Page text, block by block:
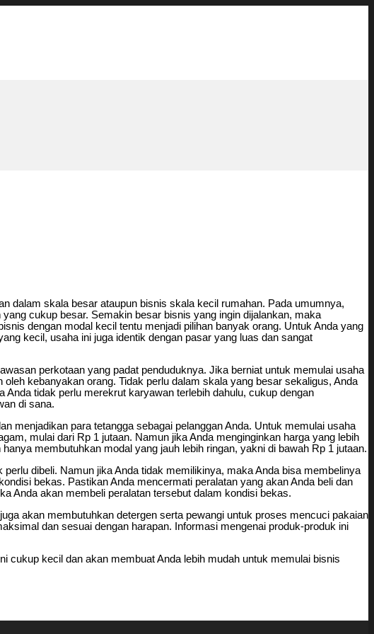
dalam skala besar ataupun bisnis skala kecil rumahan. Pada umumnya,
cukup besar. Semakin besar bisnis yang ingin dijalankan, maka
dengan modal kecil tentu menjadi pilihan banyak orang. Untuk Anda yang
kecil, usaha ini juga identik dengan pasar yang luas dan sangat
perkotaan yang padat penduduknya. Jika berniat untuk memulai usaha
kebanyakan orang. Tidak perlu dalam skala yang besar sekaligus, Anda
tidak perlu merekrut karyawan terlebih dahulu, cukup dengan
di sana.
menjadikan para tetangga sebagai pelanggan Anda. Untuk memulai usaha
mulai dari Rp 1 jutaan. Namun jika Anda menginginkan harga yang lebih
membutuhkan modal yang jauh lebih ringan, yakni di bawah Rp 1 jutaan.
dibeli. Namun jika Anda tidak memilikinya, maka Anda bisa membelinya
bekas. Pastikan Anda mencermati peralatan yang akan Anda beli dan
Anda akan membeli peralatan tersebut dalam kondisi bekas.
akan membutuhkan detergen serta pewangi untuk proses mencuci pakaian
dan sesuai dengan harapan. Informasi mengenai produk-produk ini
cukup kecil dan akan membuat Anda lebih mudah untuk memulai bisnis